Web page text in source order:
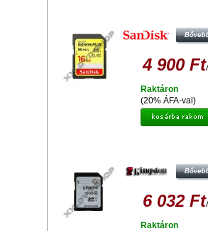
4 900 Ft
(20% ÁFA-val)
Raktáron
6 032 Ft
Raktáron